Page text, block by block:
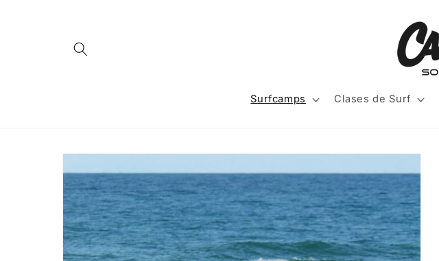
Surfcamps Clases de Surf
directamente
información
del producto